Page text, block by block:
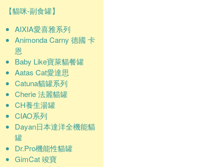
【貓咪-副食罐】
AIXIA愛喜雅系列
Animonda Carny 德國 卡
恩
Baby Like寶萊貓餐罐
Aatas Cat愛達思
Catuna貓罐系列
Cherie 法麗貓罐
CH養生湯罐
CIAO系列
Dayan日本達洋全機能貓
罐
Dr.Pro機能性貓罐
GimCat 竣寶